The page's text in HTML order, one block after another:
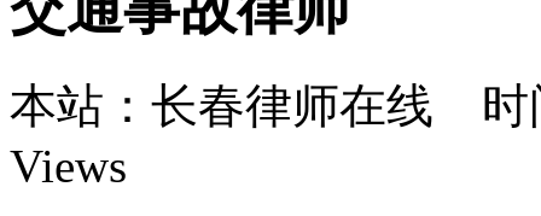
本站：长春律师在线 时
Views